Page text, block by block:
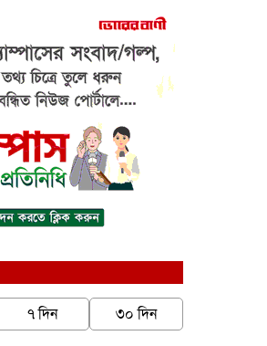
৭ দিন ৩০ দিন